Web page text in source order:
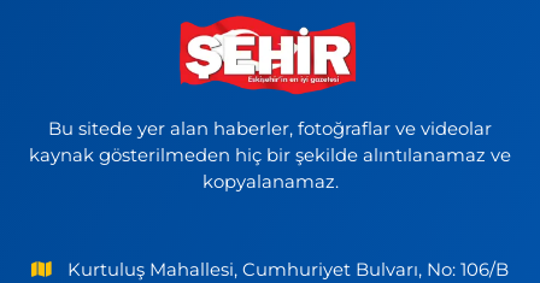
Bu sitede yer alan haberler, fotoğraflar ve videolar
kaynak gösterilmeden hiç bir şekilde alıntılanamaz ve
kopyalanamaz.
Kurtuluş Mahallesi, Cumhuriyet Bulvarı, No: 106/B